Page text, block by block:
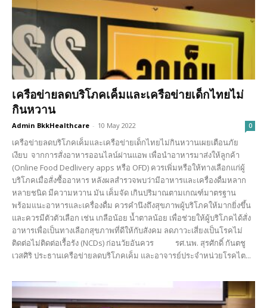
เครือข่ายลดบริโภคเค็มและเครือข่ายเด็กไทยไม่
กินหวาน
Admin BkkHealthcare - 10 May 2022 0
เครือข่ายลดบริโภคเค็มและเครือข่ายเด็กไทยไม่กินหวานเผยเตือนภัย
เงียบ จากการสั่งอาหารออนไลน์ผ่านแอพ เพื่อนำอาหารมาส่งให้ลูกค้า
(Online Food Dedlivery apps หรือ OFD) ควรเพิ่มหรือให้ทางเลือกแก่ผู้
บริโภคเมื่อสั่งซื้ออาหาร หลังผลสำรวจพบว่ามีอาหารและเครื่องดื่มหลาก
หลายชนิด มีความหวาน มัน เค็มจัด เกินปริมาณตามเกณฑ์มาตรฐาน
พร้อมแนะอาหารและเครื่องดื่ม ควรคำนึงถึงสุขภาพผู้บริโภคให้มากยิ่งขึ้น
และควรมีตัวตัวเลือก เช่น เกลือน้อย น้ำตาลน้อย เพื่อช่วยให้ผู้บริโภคได้สั่ง
อาหารเพื่อเป็นทางเลือกสุขภาพที่ดีให้กับสังคม ลดภาวะเสี่ยงเป็นโรคไม่
ติดต่อไม่ติดต่อเรื้อรัง (NCDs) ก่อนวัยอันควร รศ.นพ. สุรศักดิ์ กันตชู
เวสศิริ ประธานเครือข่ายลดบริโภคเค็ม และอาจารย์ประจำหน่วยโรคไต...